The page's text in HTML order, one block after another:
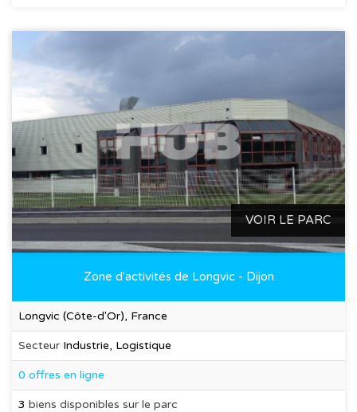
VOIR LE PARC
Zone d'activités de Longvic - Dijon
Longvic (Côte-d'Or), France
Secteur Industrie, Logistique
0 offres en ligne
3 biens disponibles sur le parc